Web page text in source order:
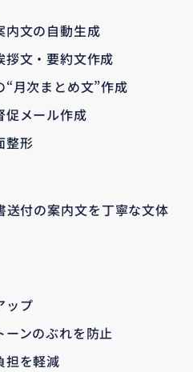
内文の自動生成
拶文・要約文作成
“月次まとめ文”作成
促メール作成
整形
送付の案内文を丁寧な文体
ップ
ーンのぶれを防止
担を軽減